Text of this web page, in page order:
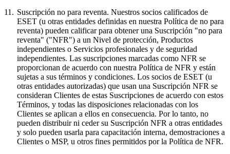
11. Suscripción no para reventa. Nuestros socios calificados de
ESET (u otras entidades definidas en nuestra Política de no para
reventa) pueden calificar para obtener una Suscripción "no para
reventa" ("NFR") a un Nivel de protección, Productos
independientes o Servicios profesionales y de seguridad
independientes. Las suscripciones marcadas como NFR se
proporcionan de acuerdo con nuestra Política de NFR y están
sujetas a sus términos y condiciones. Los socios de ESET (u
otras entidades autorizadas) que usan una Suscripción NFR se
consideran Clientes de estas Suscripciones de acuerdo con estos
Términos, y todas las disposiciones relacionadas con los
Clientes se aplican a ellos en consecuencia. Por lo tanto, no
pueden distribuir ni ceder su Suscripción NFR a otras entidades
y solo pueden usarla para capacitación interna, demostraciones a
Clientes o MSP, u otros fines permitidos por la Política de NFR.